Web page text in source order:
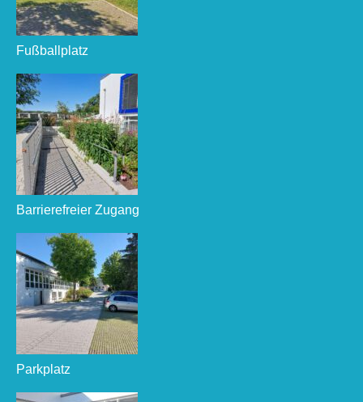
Fußballplatz
Barrierefreier Zugang
Parkplatz